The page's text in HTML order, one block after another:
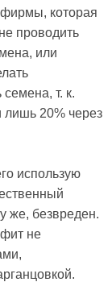
которая
проводить
или
т. к.
лишь 20% через
использую
же, безвреден.
не